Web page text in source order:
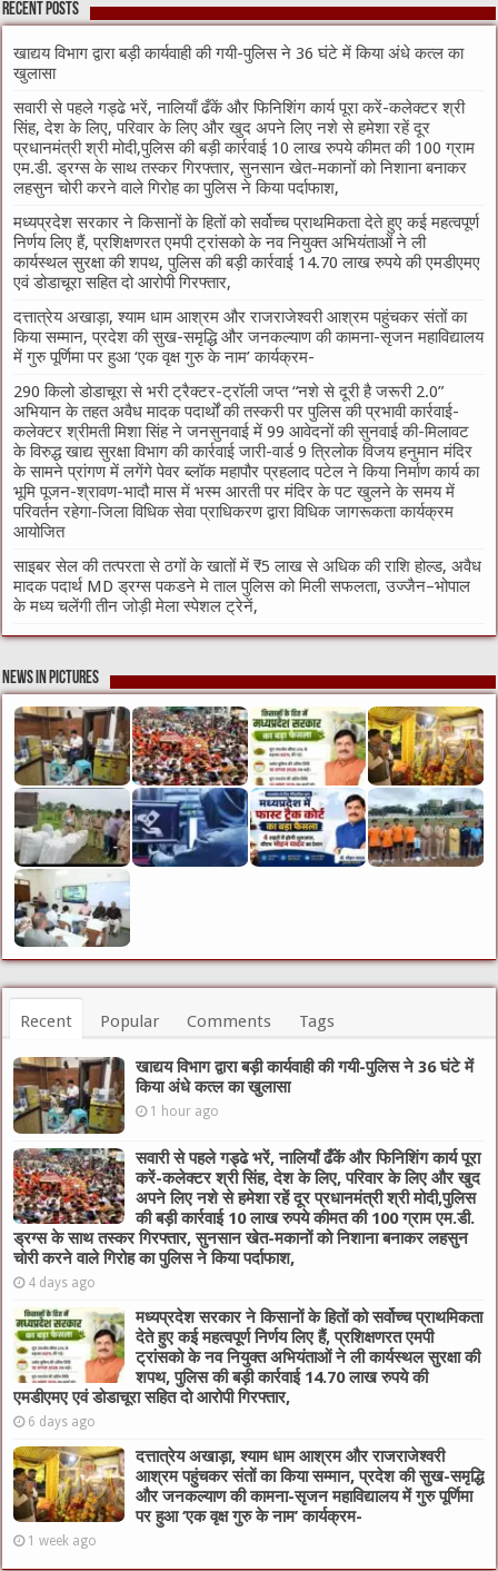
Recent Posts
खाद्यय विभाग द्वारा बड़ी कार्यवाही की गयी-पुलिस ने 36 घंटे में किया अंधे कत्ल का
खुलासा
सवारी से पहले गड्ढे भरें, नालियाँ ढँकें और फिनिशिंग कार्य पूरा करें-कलेक्टर श्री
सिंह, देश के लिए, परिवार के लिए और खुद अपने लिए नशे से हमेशा रहें दूर
प्रधानमंत्री श्री मोदी,पुलिस की बड़ी कार्रवाई 10 लाख रुपये कीमत की 100 ग्राम
एम.डी. ड्रग्स के साथ तस्कर गिरफ्तार, सुनसान खेत-मकानों को निशाना बनाकर
लहसुन चोरी करने वाले गिरोह का पुलिस ने किया पर्दाफाश,
मध्यप्रदेश सरकार ने किसानों के हितों को सर्वोच्च प्राथमिकता देते हुए कई महत्वपूर्ण
निर्णय लिए हैं, प्रशिक्षणरत एमपी ट्रांसको के नव नियुक्त अभियंताओं ने ली
कार्यस्थल सुरक्षा की शपथ, पुलिस की बड़ी कार्रवाई 14.70 लाख रुपये की एमडीएमए
एवं डोडाचूरा सहित दो आरोपी गिरफ्तार,
दत्तात्रेय अखाड़ा, श्याम धाम आश्रम और राजराजेश्वरी आश्रम पहुंचकर संतों का
किया सम्मान, प्रदेश की सुख-समृद्धि और जनकल्याण की कामना-सृजन महाविद्यालय
में गुरु पूर्णिमा पर हुआ ‘एक वृक्ष गुरु के नाम’ कार्यक्रम-
290 किलो डोडाचूरा से भरी ट्रैक्टर-ट्रॉली जप्त “नशे से दूरी है जरूरी 2.0”
अभियान के तहत अवैध मादक पदार्थों की तस्करी पर पुलिस की प्रभावी कार्रवाई-
कलेक्टर श्रीमती मिशा सिंह ने जनसुनवाई में 99 आवेदनों की सुनवाई की-मिलावट
के विरुद्ध खाद्य सुरक्षा विभाग की कार्रवाई जारी-वार्ड 9 त्रिलोक विजय हनुमान मंदिर
के सामने प्रांगण में लगेंगे पेवर ब्लॉक महापौर प्रहलाद पटेल ने किया निर्माण कार्य का
भूमि पूजन-श्रावण-भादौ मास में भस्म आरती पर मंदिर के पट खुलने के समय में
परिवर्तन रहेगा-जिला विधिक सेवा प्राधिकरण द्वारा विधिक जागरूकता कार्यक्रम
आयोजित
साइबर सेल की तत्परता से ठगों के खातों में ₹5 लाख से अधिक की राशि होल्ड, अवैध
मादक पदार्थ MD ड्रग्स पकडने मे ताल पुलिस को मिली सफलता, उज्जैन–भोपाल
के मध्य चलेंगी तीन जोड़ी मेला स्पेशल ट्रेनें,
News in Pictures
Recent Popular Comments Tags
खाद्यय विभाग द्वारा बड़ी कार्यवाही की गयी-पुलिस ने 36 घंटे में
किया अंधे कत्ल का खुलासा
1 hour ago
सवारी से पहले गड्ढे भरें, नालियाँ ढँकें और फिनिशिंग कार्य पूरा
करें-कलेक्टर श्री सिंह, देश के लिए, परिवार के लिए और खुद
अपने लिए नशे से हमेशा रहें दूर प्रधानमंत्री श्री मोदी,पुलिस
की बड़ी कार्रवाई 10 लाख रुपये कीमत की 100 ग्राम एम.डी.
ड्रग्स के साथ तस्कर गिरफ्तार, सुनसान खेत-मकानों को निशाना बनाकर लहसुन
चोरी करने वाले गिरोह का पुलिस ने किया पर्दाफाश,
4 days ago
मध्यप्रदेश सरकार ने किसानों के हितों को सर्वोच्च प्राथमिकता
देते हुए कई महत्वपूर्ण निर्णय लिए हैं, प्रशिक्षणरत एमपी
ट्रांसको के नव नियुक्त अभियंताओं ने ली कार्यस्थल सुरक्षा की
शपथ, पुलिस की बड़ी कार्रवाई 14.70 लाख रुपये की
एमडीएमए एवं डोडाचूरा सहित दो आरोपी गिरफ्तार,
6 days ago
दत्तात्रेय अखाड़ा, श्याम धाम आश्रम और राजराजेश्वरी
आश्रम पहुंचकर संतों का किया सम्मान, प्रदेश की सुख-समृद्धि
और जनकल्याण की कामना-सृजन महाविद्यालय में गुरु पूर्णिमा
पर हुआ ‘एक वृक्ष गुरु के नाम’ कार्यक्रम-
1 week ago